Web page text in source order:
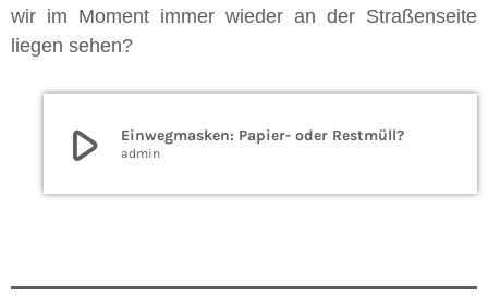
wir im Moment immer wieder an der Straßenseite
liegen sehen?
play_arrow Einwegmasken: Papier- oder Restmüll?
admin